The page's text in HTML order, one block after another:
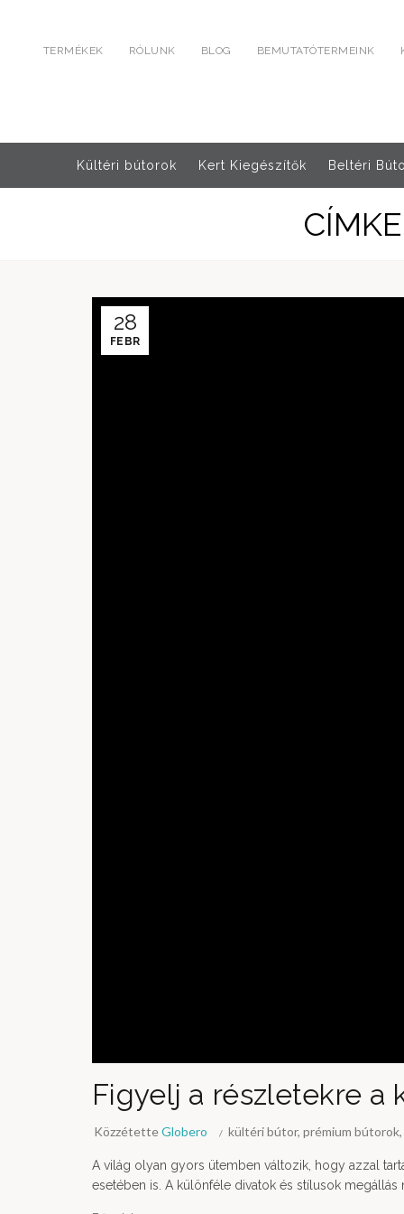
TERMÉKEK RÓLUNK BLOG BEMUTATÓTERMEINK
Kültéri bútorok Kert Kiegészítők Beltéri
28
FEBR
Figyelj a részletekre a
KözzétetteGlobero kültéri bútor, prémium bútorok,
A világ olyan gyors ütemben változik, hogy azzal
esetében is. A különféle divatok és stílusok megállás